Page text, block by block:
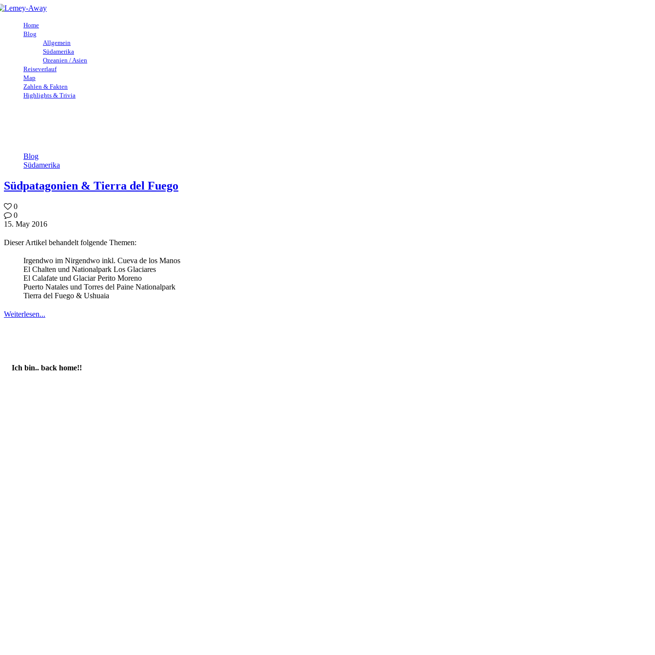
Home
Blog
Allgemein
Südamerika
Ozeanien / Asien
Reiseverlauf
Map
Zahlen & Fakten
Highlights & Trivia
Blog
Südamerika
Südpatagonien & Tierra del Fuego
0
0
15. May 2016
Dieser Artikel behandelt folgende Themen:
Irgendwo im Nirgendwo inkl. Cueva de los Manos
El Chalten und Nationalpark Los Glaciares
El Calafate und Glaciar Perito Moreno
Puerto Natales und Torres del Paine Nationalpark
Tierra del Fuego & Ushuaia
Weiterlesen...
Ich bin.. back home!!